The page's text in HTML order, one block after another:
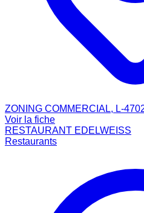
ZONING COMMERCIAL, L-
Voir la fiche
RESTAURANT EDELWEISS
Restaurants